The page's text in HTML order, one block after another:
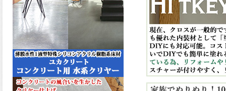
2026.06.30
ウレタン特有の網目構造の反
応塗膜は、強靭で耐衝撃性、
耐擦り傷性、耐摩耗性に優れ
た機能を発揮、フローンフル
トップが新しく販売開始致し
ました。ご購入はこちらか
ら。
2026.06.29